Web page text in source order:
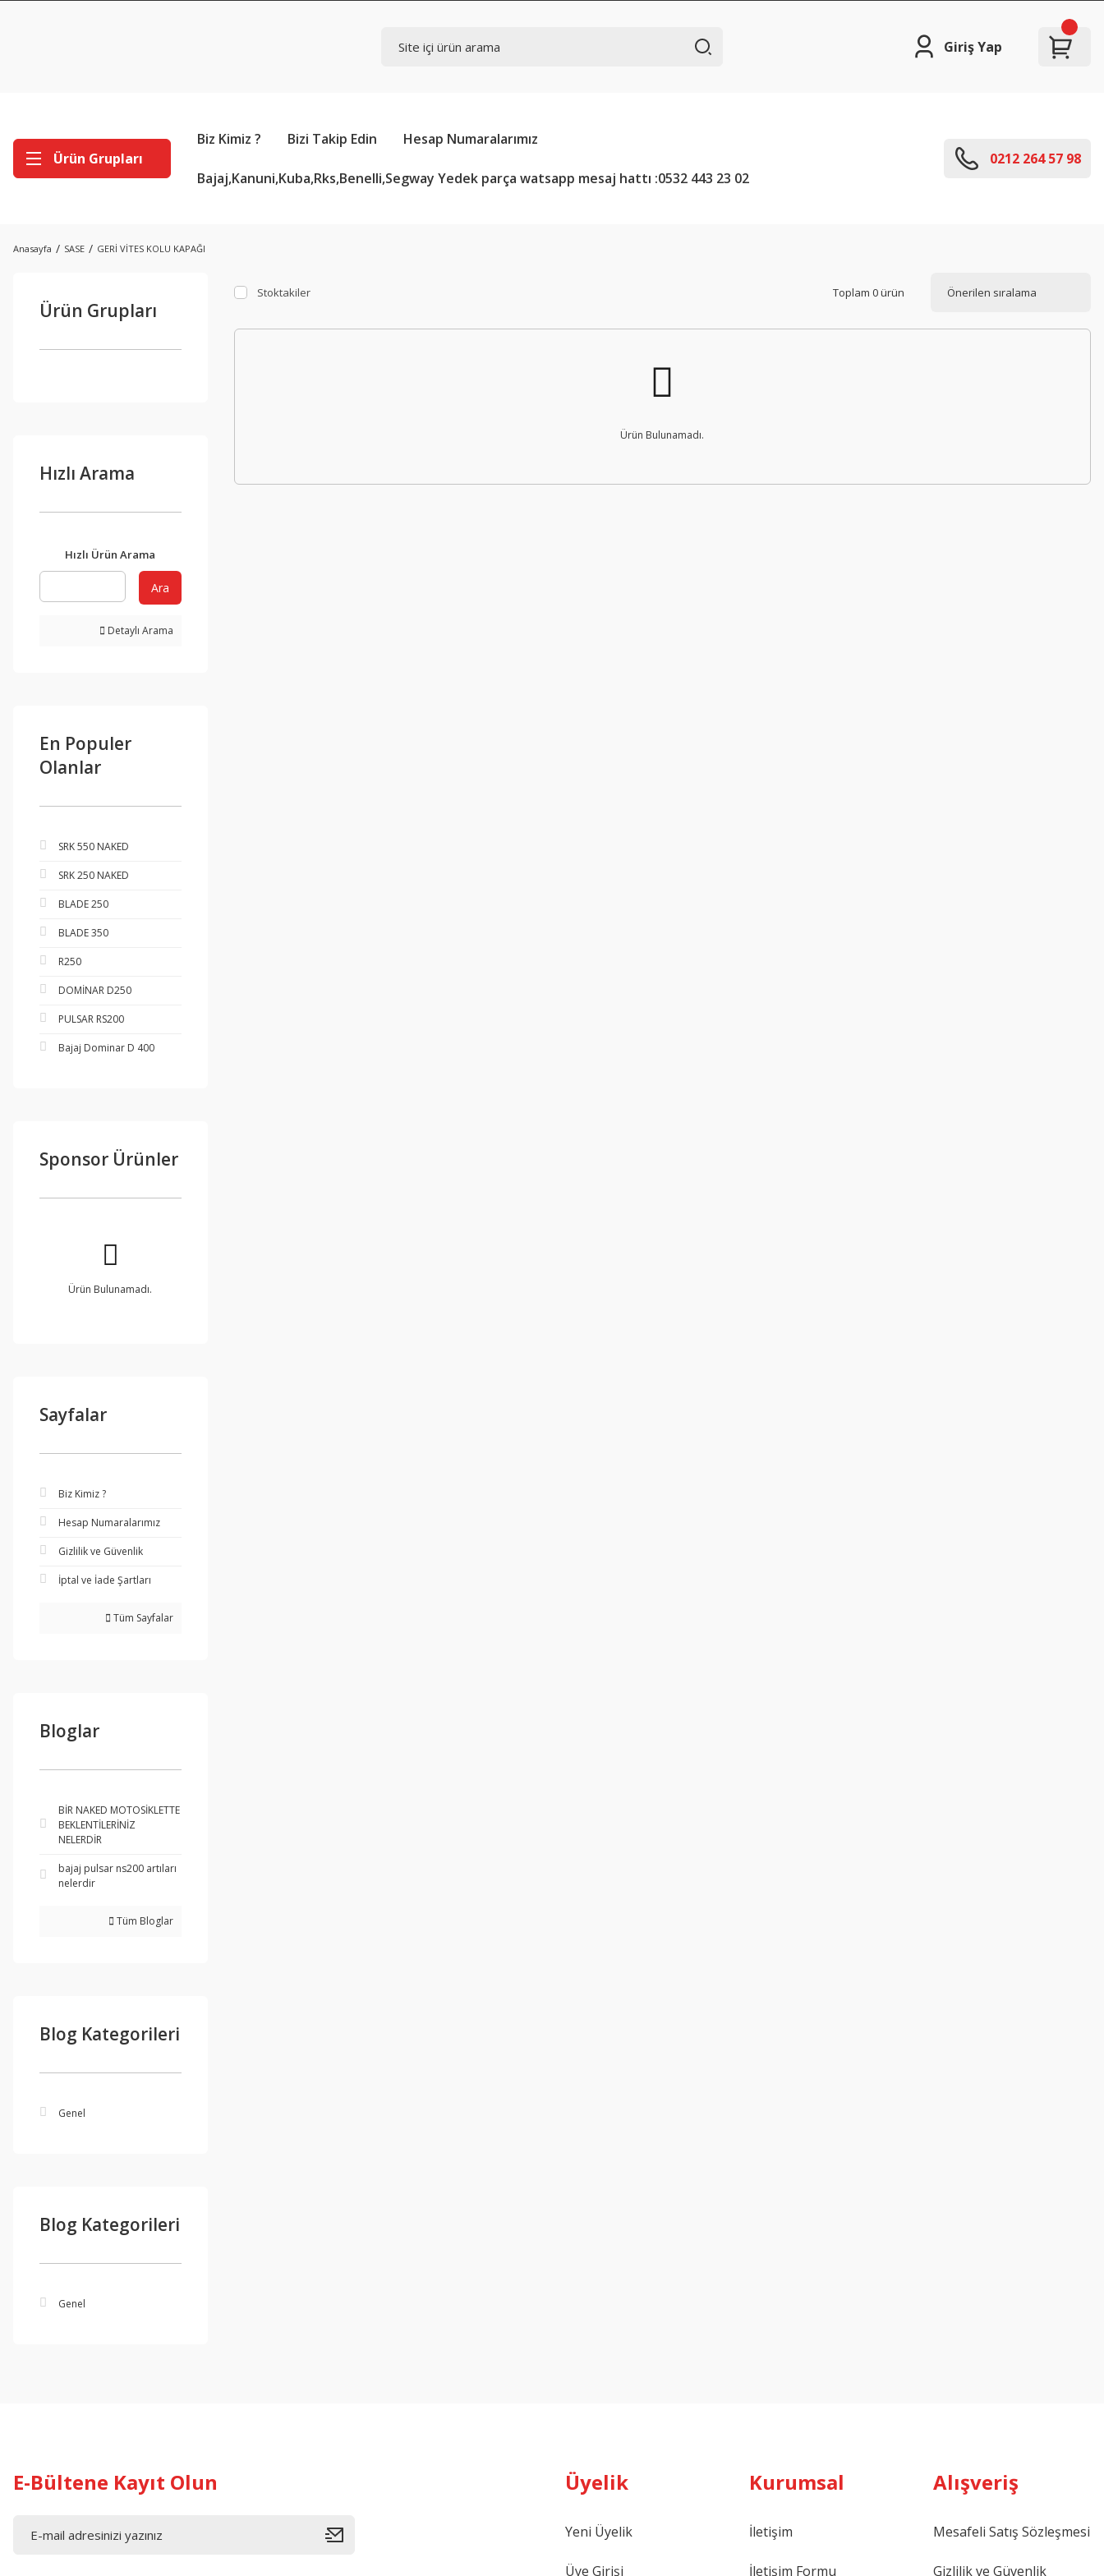
Giriş Yap
Ürün Grupları
Biz Kimiz ? Bizi Takip Edin Hesap Numaralarımız
Bajaj,Kanuni,Kuba,Rks,Benelli,Segway Yedek parça watsapp mesaj hattı :0532 443 23 02
0212 264 57 98
Anasayfa SASE GERİ VİTES KOLU KAPAĞI
Ürün Grupları
Hızlı Arama
Hızlı Ürün Arama
Ara
Detaylı Arama
En Populer
Olanlar
SRK 550 NAKED
SRK 250 NAKED
BLADE 250
BLADE 350
R250
DOMİNAR D250
PULSAR RS200
Bajaj Dominar D 400
Sponsor Ürünler
Ürün Bulunamadı.
Sayfalar
Biz Kimiz ?
Hesap Numaralarımız
Gizlilik ve Güvenlik
İptal ve İade Şartları
Tüm Sayfalar
Bloglar
BİR NAKED MOTOSİKLETTE
BEKLENTİLERİNİZ
NELERDİR
bajaj pulsar ns200 artıları
nelerdir
Tüm Bloglar
Blog Kategorileri
Genel
Blog Kategorileri
Genel
Stoktakiler Toplam 0 ürün
Ürün Bulunamadı.
E-Bültene Kayıt Olun Üyelik
Yeni Üyelik
Üye Girişi
Kurumsal
İletişim
İletişim Formu
Alışveriş
Mesafeli Satış Sözleşmesi
Gizlilik ve Güvenlik